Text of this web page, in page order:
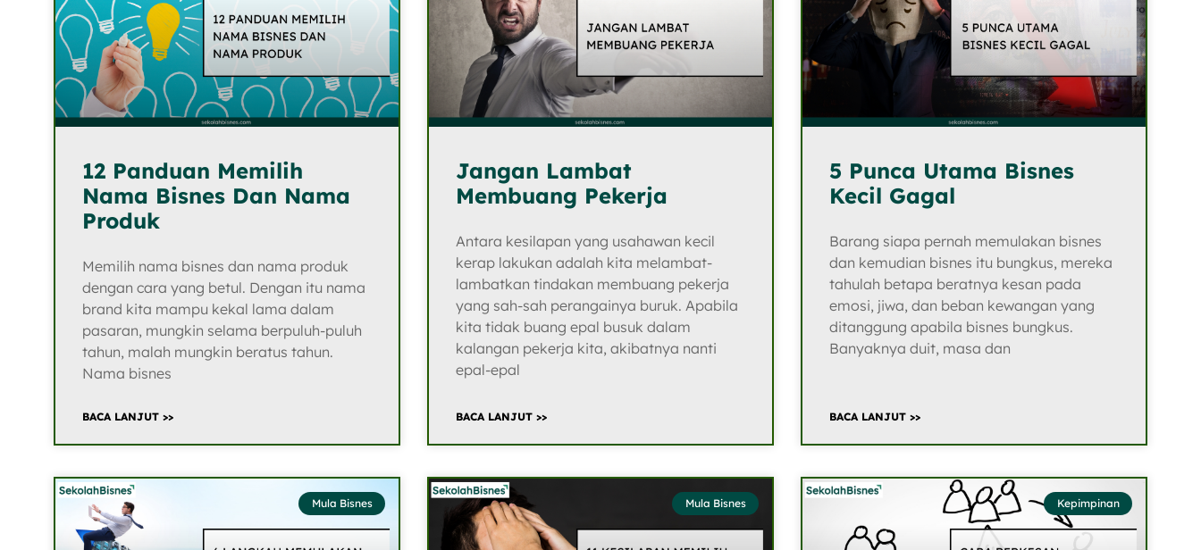
12 Panduan Memilih
Nama Bisnes Dan Nama
Produk
Memilih nama bisnes dan nama produk
dengan cara yang betul. Dengan itu nama
brand kita mampu kekal lama dalam
pasaran, mungkin selama berpuluh-puluh
tahun, malah mungkin beratus tahun.
Nama bisnes
BACA LANJUT >>
Jangan Lambat
Membuang Pekerja
Antara kesilapan yang usahawan kecil
kerap lakukan adalah kita melambat-
lambatkan tindakan membuang pekerja
yang sah-sah perangainya buruk. Apabila
kita tidak buang epal busuk dalam
kalangan pekerja kita, akibatnya nanti
epal-epal
BACA LANJUT >>
5 Punca Utama Bisnes
Kecil Gagal
Barang siapa pernah memulakan bisnes
dan kemudian bisnes itu bungkus, mereka
tahulah betapa beratnya kesan pada
emosi, jiwa, dan beban kewangan yang
ditanggung apabila bisnes bungkus.
Banyaknya duit, masa dan
BACA LANJUT >>
Mula Bisnes Mula Bisnes Kepimpinan